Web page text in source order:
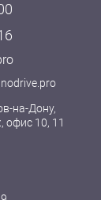
на-Дону,
офис 10, 11